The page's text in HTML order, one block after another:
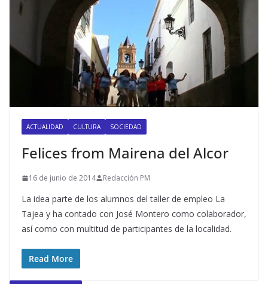
ACTUALIDAD CULTURA SOCIEDAD
Felices from Mairena del Alcor
16 de junio de 2014 Redacción PM
La idea parte de los alumnos del taller de empleo La
Tajea y ha contado con José Montero como colaborador,
así como con multitud de participantes de la localidad.
Read More